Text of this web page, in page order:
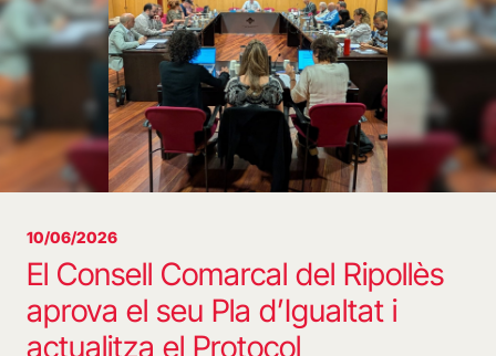
10/06/2026
El Consell Comarcal del Ripollès
aprova el seu Pla d’Igualtat i
actualitza el Protocol